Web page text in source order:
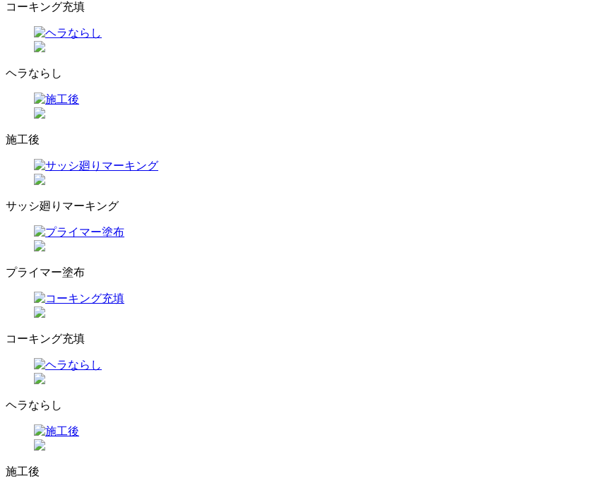
コーキング充填
ヘラならし
施工後
サッシ廻りマーキング
プライマー塗布
コーキング充填
ヘラならし
施工後